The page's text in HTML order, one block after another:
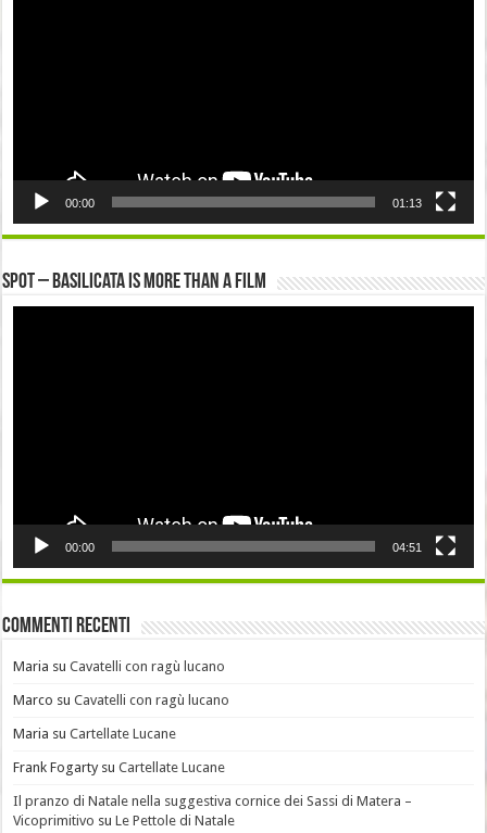
00:00 01:13
Spot – Basilicata is more than a Film
00:00 04:51
Commenti recenti
Maria suCavatelli con ragù lucano
Marco suCavatelli con ragù lucano
Maria suCartellate Lucane
Frank FogartysuCartellate Lucane
Il pranzo di Natale nella suggestiva cornice dei Sassi di Matera –
Vicoprimitivo suLe Pettole di Natale